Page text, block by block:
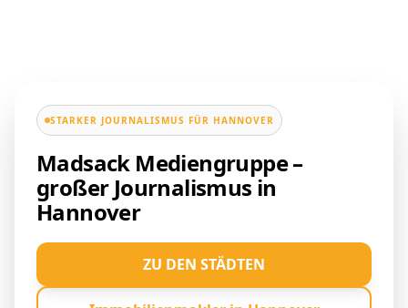
STARKER JOURNALISMUS FÜR HANNOVER
Madsack Mediengruppe –
großer Journalismus in
Hannover
ZU DEN STÄDTEN